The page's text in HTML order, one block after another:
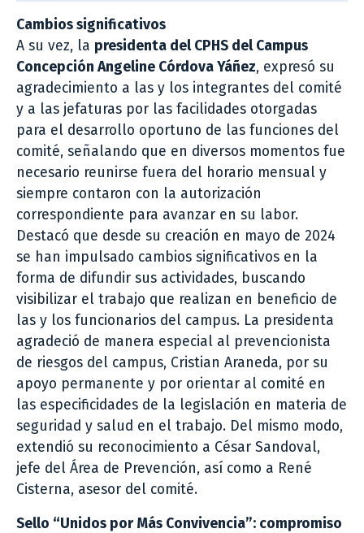
Cambios significativos
A su vez, la presidenta del CPHS del Campus
Concepción Angeline Córdova Yáñez, expresó su
agradecimiento a las y los integrantes del comité
y a las jefaturas por las facilidades otorgadas
para el desarrollo oportuno de las funciones del
comité, señalando que en diversos momentos fue
necesario reunirse fuera del horario mensual y
siempre contaron con la autorización
correspondiente para avanzar en su labor.
Destacó que desde su creación en mayo de 2024
se han impulsado cambios significativos en la
forma de difundir sus actividades, buscando
visibilizar el trabajo que realizan en beneficio de
las y los funcionarios del campus. La presidenta
agradeció de manera especial al prevencionista
de riesgos del campus, Cristian Araneda, por su
apoyo permanente y por orientar al comité en
las especificidades de la legislación en materia de
seguridad y salud en el trabajo. Del mismo modo,
extendió su reconocimiento a César Sandoval,
jefe del Área de Prevención, así como a René
Cisterna, asesor del comité.
Sello “Unidos por Más Convivencia”: compromiso